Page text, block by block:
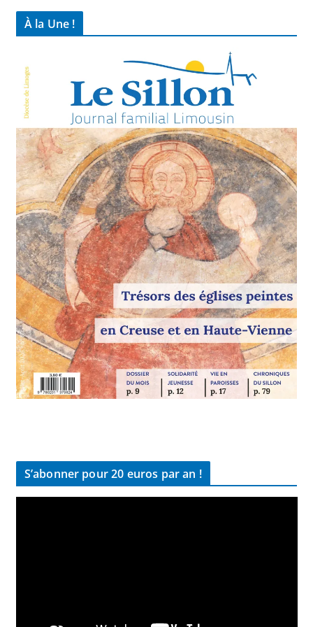
À la Une !
S’abonner pour 20 euros par an !